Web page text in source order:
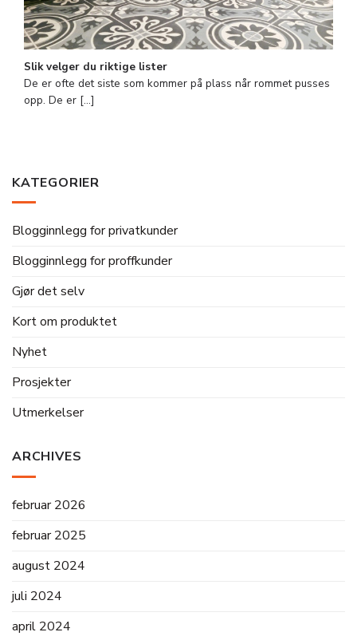
KATEGORIER
Blogginnlegg for privatkunder
Blogginnlegg for proffkunder
Gjør det selv
Kort om produktet
Nyhet
Prosjekter
Utmerkelser
ARCHIVES
februar 2026
februar 2025
august 2024
juli 2024
april 2024
Slik velger du riktige lister
De er ofte det siste som kommer på plass når rommet pusses
opp. De er [...]